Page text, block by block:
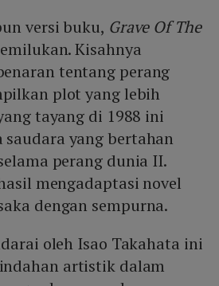
versi buku, Grave Of The
Kisahnya
tentang perang
plot yang lebih
tayang di 1988 ini
saudara yang bertahan
perang dunia II.
mengadaptasi novel
dengan sempurna.
oleh Isao Takahata ini
artistik dalam